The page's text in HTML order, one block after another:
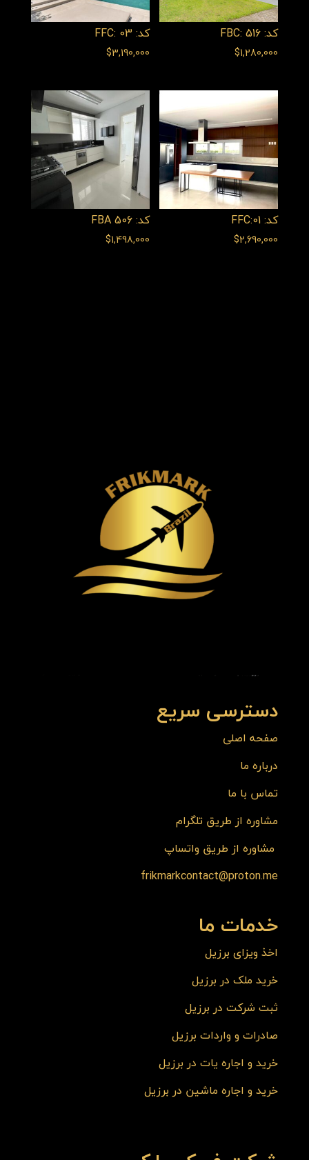
کد: FBC: 516
$1,280,000
کد: FFC: 03
$3,190,000
کد: FFC:01
$2,690,000
کد: FBA 506
$1,498,000
دسترسی سریع
صفحه اصلی
درباره ما
تماس با ما
مشاوره از طریق تلگرام
مشاوره از طریق واتساپ
frikmarkcontact@proton.me
خدمات ما
اخذ ویزای برزیل
خرید ملک در برزیل
ثبت شرکت در برزیل
صادرات و واردات برزیل
خرید و اجاره یات در برزیل
خرید و اجاره ماشین در برزیل